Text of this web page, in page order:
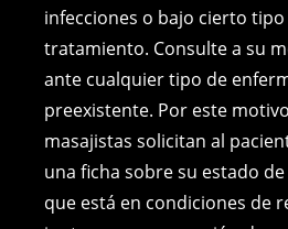
infecciones o bajo cierto
tratamiento. Consulte a su
ante cualquier tipo de
preexistente. Por este
masajistas solicitan al
una ficha sobre su estado
que está en condiciones de